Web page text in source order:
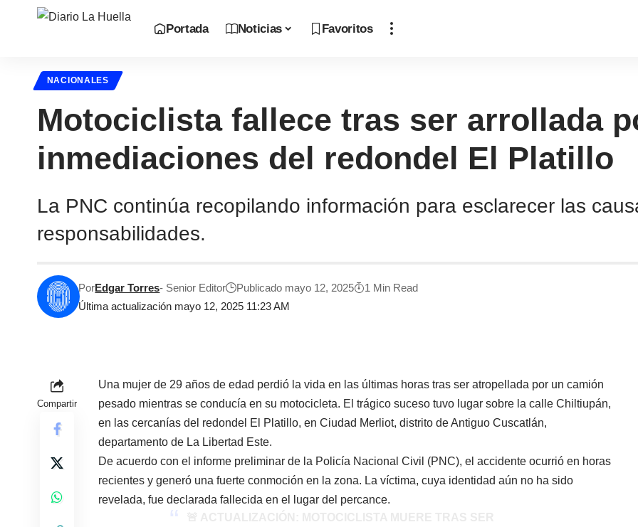
Portada Noticias Favoritos
NACIONALES
Motociclista fallece tras ser arrollada
inmediaciones del redondel El Platillo
La PNC continúa recopilando información para esclarecer las
responsabilidades.
Última actualización mayo 12, 2025 11:23 AM
PorEdgar Torres- Senior Editor Publicado mayo 12, 2025 1 Min Read
Compartir
Una mujer de 29 años de edad perdió la vida en las últimas horas tras ser atropellada por un camión
pesado mientras se conducía en su motocicleta. El trágico suceso tuvo lugar sobre la calle Chiltiupán,
en las cercanías del redondel El Platillo, en Ciudad Merliot, distrito de Antiguo Cuscatlán,
departamento de La Libertad Este.
De acuerdo con el informe preliminar de la Policía Nacional Civil (PNC), el accidente ocurrió en horas
recientes y generó una fuerte conmoción en la zona. La víctima, cuya identidad aún no ha sido
revelada, fue declarada fallecida en el lugar del percance.